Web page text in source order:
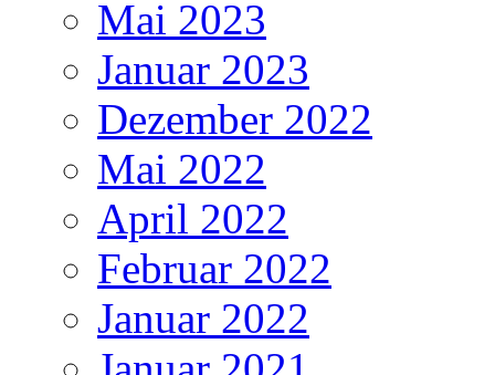
Mai 2023
Januar 2023
Dezember 2022
Mai 2022
April 2022
Februar 2022
Januar 2022